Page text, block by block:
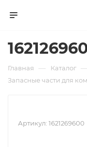
Главная — Каталог
Запасные части для
Артикул: 1621269600